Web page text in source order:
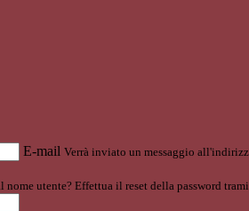
E-mail Verrà inviato un messaggio
nome utente? Effettua il reset della password